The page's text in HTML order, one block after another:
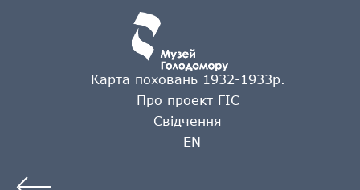
Карта поховань 1932-1933р.
Про проект ГІС
Свідчення
EN